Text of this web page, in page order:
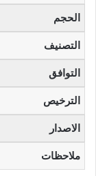
الحجم
التصنيف
التوافق
الترخيص
الاصدار
ملاحظات